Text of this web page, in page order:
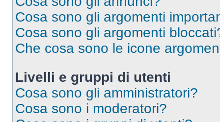
Cosa sono gli argomenti
Cosa sono gli argomenti
Che cosa sono le icone
Livelli e gruppi di utenti
Cosa sono gli amministratori?
Cosa sono i moderatori?